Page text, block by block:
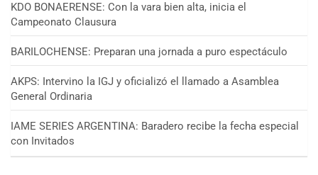
KDO BONAERENSE: Con la vara bien alta, inicia el
Campeonato Clausura
BARILOCHENSE: Preparan una jornada a puro espectáculo
AKPS: Intervino la IGJ y oficializó el llamado a Asamblea
General Ordinaria
IAME SERIES ARGENTINA: Baradero recibe la fecha especial
con Invitados